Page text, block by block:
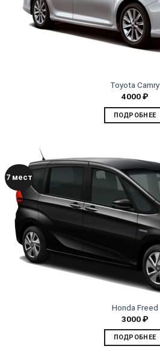
Toyota Camry
4000₽
ПОДРОБНЕЕ
7 мест
Honda Freed
3000₽
ПОДРОБНЕЕ